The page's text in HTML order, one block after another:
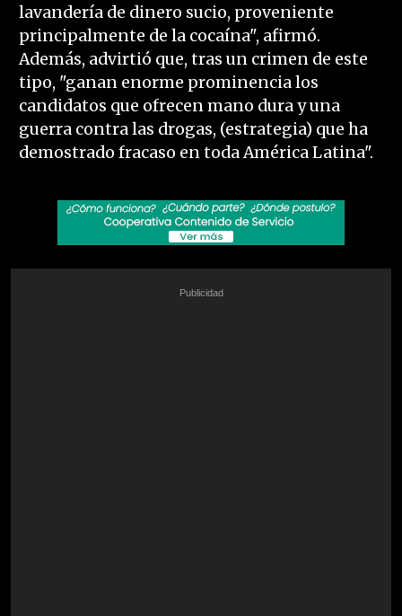
lavandería de dinero sucio, proveniente
principalmente de la cocaína", afirmó.
Además, advirtió que, tras un crimen de este
tipo, "ganan enorme prominencia los
candidatos que ofrecen mano dura y una
guerra contra las drogas, (estrategia) que ha
demostrado fracaso en toda América Latina".